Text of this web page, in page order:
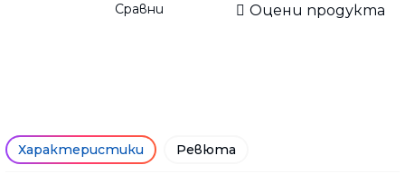
Сравни Оцени продукта
Характеристики Ревюта